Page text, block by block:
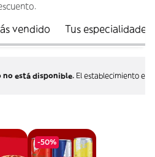
vendido Tus
no está disponible. El establecimiento
-50%